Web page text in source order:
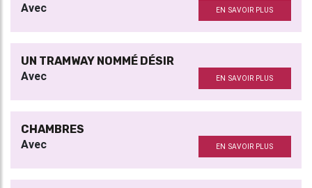
Avec EN SAVOIR PLUS
UN TRAMWAY NOMMÉ DÉSIR
Avec EN SAVOIR PLUS
CHAMBRES
Avec EN SAVOIR PLUS